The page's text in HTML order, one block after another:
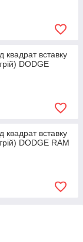
квадрат вставку
DODGE
квадрат вставку
DODGE RAM